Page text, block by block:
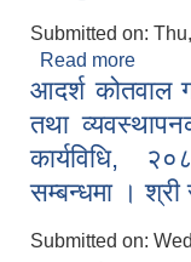
Submitted on:
Read more
। श्री
आदर्श कोतवाल
तथा
कार्यविधि,
सम्बन्धमा । श्री
Submitted on: